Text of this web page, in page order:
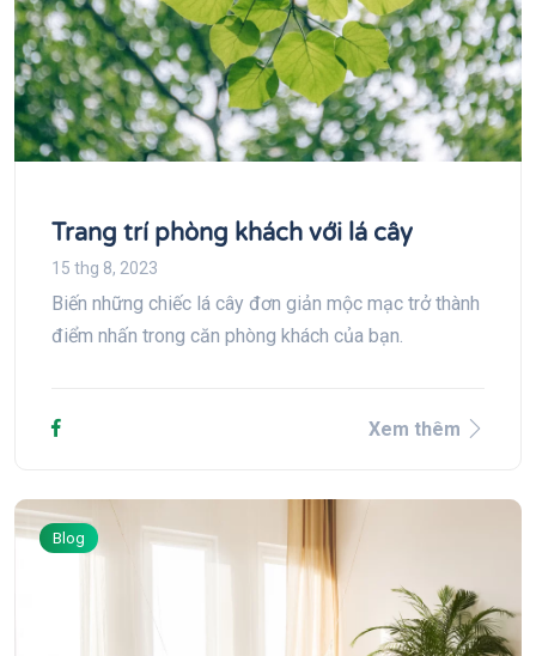
Trang trí phòng khách với lá cây
15 thg 8, 2023
Biến những chiếc lá cây đơn giản mộc mạc trở thành
điểm nhấn trong căn phòng khách của bạn.
Xem thêm
Blog